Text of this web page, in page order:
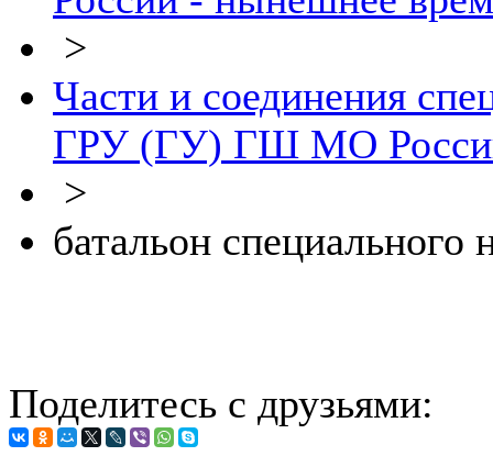
>
Части и соединения
ГРУ (ГУ) ГШ МО
>
батальон
Поделитесь с друзьями: